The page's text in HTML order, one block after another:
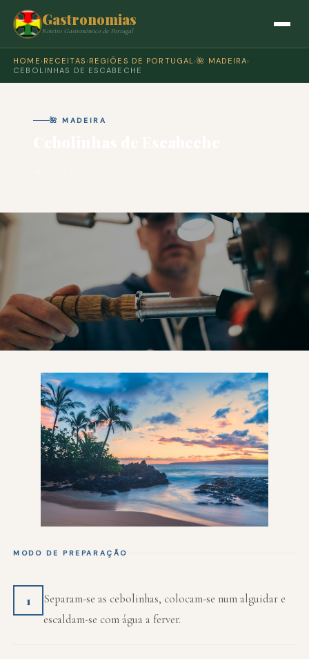
Gastronomias
Roteiro Gastronómico de Portugal
HOME › RECEITAS › REGIÕES DE PORTUGAL›🌺 MADEIRA›
CEBOLINHAS DE ESCABECHE
🌺 MADEIRA
MODO DE PREPARAÇÃO
1
Separam-se as cebolinhas, colocam-se num alguidar e
escaldam-se com água a ferver.